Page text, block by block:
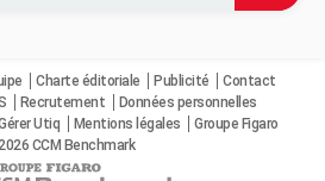
Charte éditoriale Publicité
Contact
Recrutement
Données personnelles
Utiq Mentions légales
Groupe Figaro
CCM Benchmark